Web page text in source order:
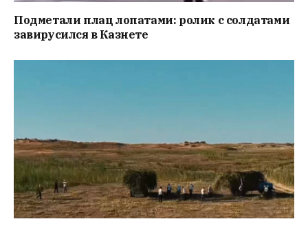
Подметали плац лопатами: ролик с солдатами
завирусился в Казнете